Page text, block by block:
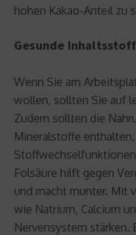
hohen Kakao-Anteil zu
Gesunde
Wenn Sie am
wollen, sollten Sie auf
Zudem sollten die
Mineralstoffe
Folsäure hilft gegen
und macht munter. Mit
wie Natrium, Calcium
Nervensystem